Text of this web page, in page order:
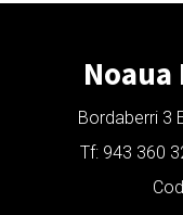
Bordaberri 3
Tf: 943 360